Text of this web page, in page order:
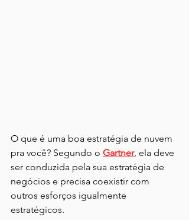
O que é uma boa estratégia de nuvem
pra você? Segundo o Gartner, ela deve
ser conduzida pela sua estratégia de
negócios e precisa coexistir com
outros esforços igualmente
estratégicos.